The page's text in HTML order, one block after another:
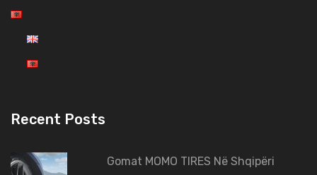
Recent Posts
Gomat MOMO TIRES Në Shqipëri